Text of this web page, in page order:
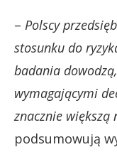
– Polscy
stosunku do
badania
wymagającymi
znacznie większą
podsumowują